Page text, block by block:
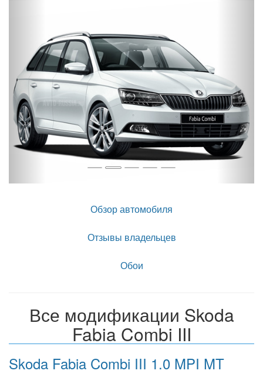
Обзор автомобиля
Отзывы владельцев
Обои
Все модификации Skoda
Fabia Combi III
Skoda Fabia Combi III 1.0 MPI MT